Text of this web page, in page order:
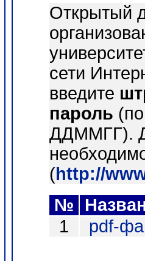
Открытый
сети
введите
пароль
ДДММГГ).
(http://
№
1
pdf-